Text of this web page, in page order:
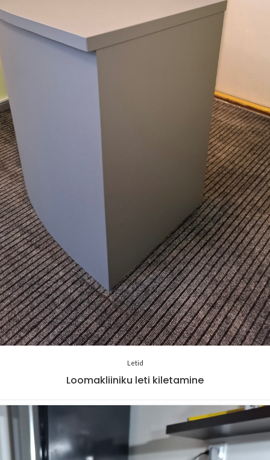
Letid
Loomakliiniku leti kiletamine